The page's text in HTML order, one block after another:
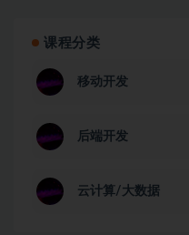
课程分类
移动开发
后端开发
云计算/大数据